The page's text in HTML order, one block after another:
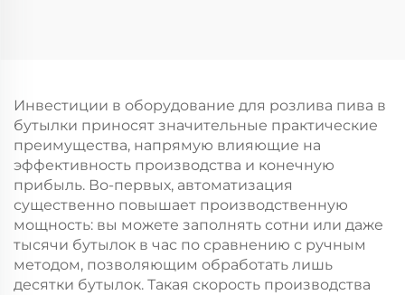
Инвестиции в оборудование для розлива пива в
бутылки приносят значительные практические
преимущества, напрямую влияющие на
эффективность производства и конечную
прибыль. Во-первых, автоматизация
существенно повышает производственную
мощность: вы можете заполнять сотни или даже
тысячи бутылок в час по сравнению с ручным
методом, позволяющим обработать лишь
десятки бутылок. Такая скорость производства